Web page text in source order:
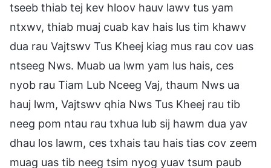
tseeb thiab tej kev hloov hauv lawv tus yam
ntxwv, thiab muaj cuab kav hais lus tim khawv
dua rau Vajtswv Tus Kheej kiag mus rau cov uas
ntseeg Nws. Muab ua lwm yam lus hais, ces
nyob rau Tiam Lub Nceeg Vaj, thaum Nws ua
hauj lwm, Vajtswv qhia Nws Tus Kheej rau tib
neeg pom ntau rau txhua lub sij hawm dua yav
dhau los lawm, ces txhais tau hais tias cov zeem
muag uas tib neeg tsim nyog yuav tsum paub